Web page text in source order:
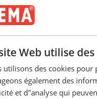
tonne(s)
Web utilise
utilisons des cookies
également des
et d"analyse qui